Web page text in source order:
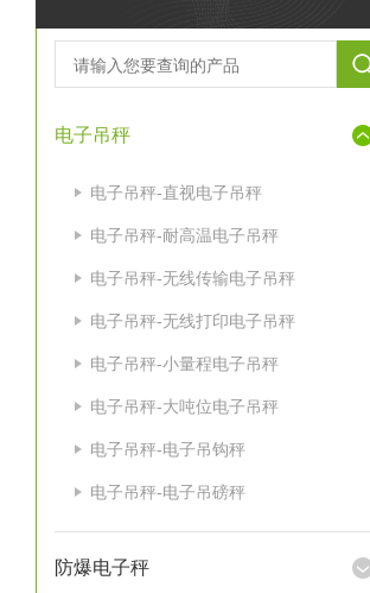
电子吊秤
电子吊秤-直视电子吊秤
电子吊秤-耐高温电子吊秤
电子吊秤-无线传输电子吊秤
电子吊秤-无线打印电子吊秤
电子吊秤-小量程电子吊秤
电子吊秤-大吨位电子吊秤
电子吊秤-电子吊钩秤
电子吊秤-电子吊磅秤
防爆电子秤